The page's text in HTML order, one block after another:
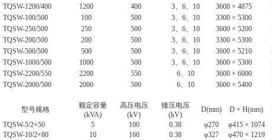
1200/400
1200 400 3、6、10 3600 × 4875
100/500
100 500 3、6、10 3300 × 5300
250/500
250 500 3、6、10 3600 × 5200
200/500
200 500 3、6、10 3300 × 5300
500/500
500 500 3、6、10 3600 × 5210
1000/500
1000 500 3、6、10 3600 × 5300
2200/550
2200 550 6、10 3600 × 6000
2000/500
2000 500 6、10 3600 × 5400
型号规格
额定容量
(kVA)
高压电压
(kV)
矮压电压
(kV)
D(mm) D × H(mm)
5/2×50
5 100 0.38 φ270 φ415 × 1074
10/2×80
10 160 0.38 φ327 φ470 × 1219